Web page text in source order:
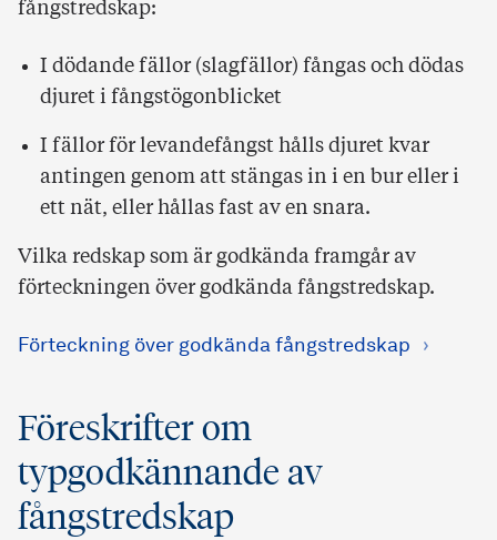
fångstredskap:
I dödande fällor (slagfällor) fångas och dödas
djuret i fångstögonblicket
I fällor för levandefångst hålls djuret kvar
antingen genom att stängas in i en bur eller i
ett nät, eller hållas fast av en snara.
Vilka redskap som är godkända framgår av
förteckningen över godkända fångstredskap.
Förteckning över godkända fångstredskap
Föreskrifter om
typgodkännande av
fångstredskap